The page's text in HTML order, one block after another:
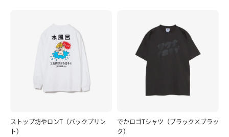
ストップ坊やロンT（バックプリン
ト）
でかロゴTシャツ（ブラック×ブラッ
ク）